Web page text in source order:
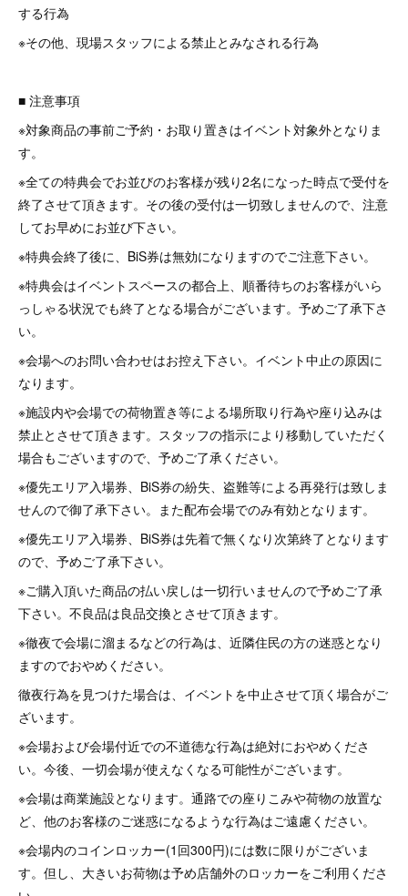
する行為
※その他、現場スタッフによる禁止とみなされる行為
■ 注意事項
※対象商品の事前ご予約・お取り置きはイベント対象外となりま
す。
※全ての特典会でお並びのお客様が残り2名になった時点で受付を
終了させて頂きます。その後の受付は一切致しませんので、注意
してお早めにお並び下さい。
※特典会終了後に、BiS券は無効になりますのでご注意下さい。
※特典会はイベントスペースの都合上、順番待ちのお客様がいら
っしゃる状況でも終了となる場合がございます。予めご了承下さ
い。
※会場へのお問い合わせはお控え下さい。イベント中止の原因に
なります。
※施設内や会場での荷物置き等による場所取り行為や座り込みは
禁止とさせて頂きます。スタッフの指示により移動していただく
場合もございますので、予めご了承ください。
※優先エリア入場券、BiS券の紛失、盗難等による再発行は致しま
せんので御了承下さい。また配布会場でのみ有効となります。
※優先エリア入場券、BiS券は先着で無くなり次第終了となります
ので、予めご了承下さい。
※ご購入頂いた商品の払い戻しは一切行いませんので予めご了承
下さい。不良品は良品交換とさせて頂きます。
※徹夜で会場に溜まるなどの行為は、近隣住民の方の迷惑となり
ますのでおやめください。
徹夜行為を見つけた場合は、イベントを中止させて頂く場合がご
ざいます。
※会場および会場付近での不道徳な行為は絶対におやめくださ
い。今後、一切会場が使えなくなる可能性がございます。
※会場は商業施設となります。通路での座りこみや荷物の放置な
ど、他のお客様のご迷惑になるような行為はご遠慮ください。
※会場内のコインロッカー(1回300円)には数に限りがございま
す。但し、大きいお荷物は予め店舗外のロッカーをご利用くださ